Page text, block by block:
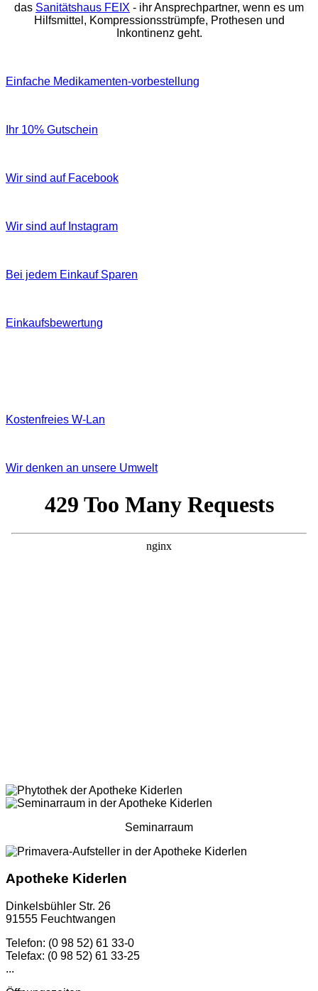
das Sanitätshaus FEIX - ihr Ansprechpartner, wenn es um
Hilfsmittel, Kompressionsstrümpfe, Prothesen und
Inkontinenz geht.
Einfache Medikamenten-vorbestellung
Ihr 10% Gutschein
Wir sind auf Facebook
Wir sind auf Instagram
Bei jedem Einkauf Sparen
Einkaufsbewertung
Kostenfreies W‐Lan
Wir denken an unsere Umwelt
Seminarraum
Apotheke Kiderlen
Dinkelsbühler Str. 26
91555 Feuchtwangen
Telefon: (0 98 52) 61 33-0
Telefax: (0 98 52) 61 33-25
...